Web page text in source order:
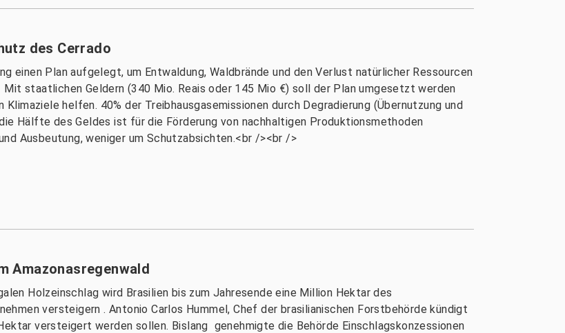
des Cerrado
einen Plan aufgelegt, um Entwaldung, Waldbrände und den Verlust natürlicher Ressourcen
staatlichen Geldern (340 Mio. Reais oder 145 Mio €) soll der Plan umgesetzt werden
helfen. 40% der Treibhausgasemissionen durch Degradierung (Übernutzung und
Hälfte des Geldes ist für die Förderung von nachhaltigen Produktionsmethoden
Ausbeutung, weniger um Schutzabsichten.<br /><br />
Amazonasregenwald
Holzeinschlag wird Brasilien bis zum Jahresende eine Million Hektar des
versteigern . Antonio Carlos Hummel, Chef der brasilianischen Forstbehörde kündigt
versteigert werden sollen. Bislang genehmigte die Behörde Einschlagskonzessionen